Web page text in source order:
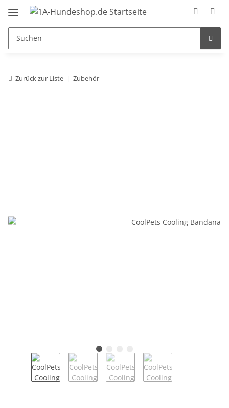
Zurück zur Liste Zubehör